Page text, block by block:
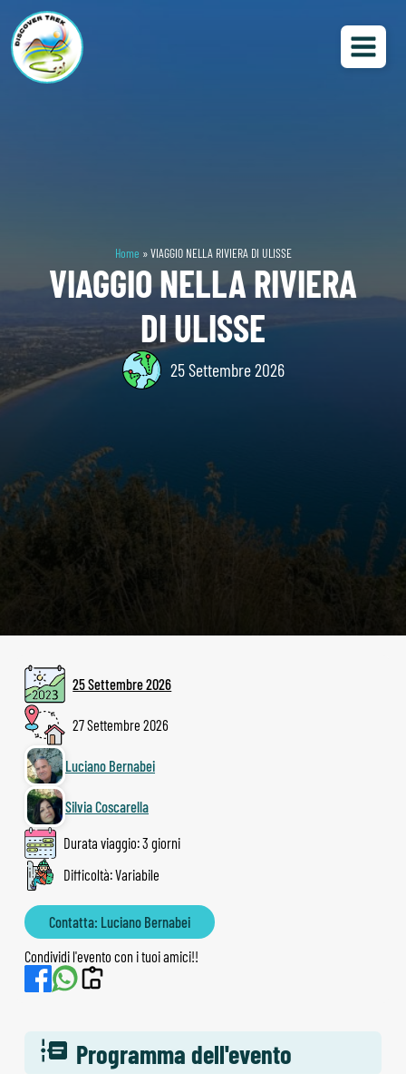
Home »VIAGGIO NELLA RIVIERA DI ULISSE
VIAGGIO NELLA RIVIERA
DI ULISSE
25 Settembre 2026
Programma dell'evento
25 Settembre 2026
27 Settembre 2026
Luciano Bernabei
Silvia Coscarella
Durata viaggio: 3 giorni
Difficoltà: Variabile
Contatta: Luciano Bernabei
Condividi l'evento con i tuoi amici!!